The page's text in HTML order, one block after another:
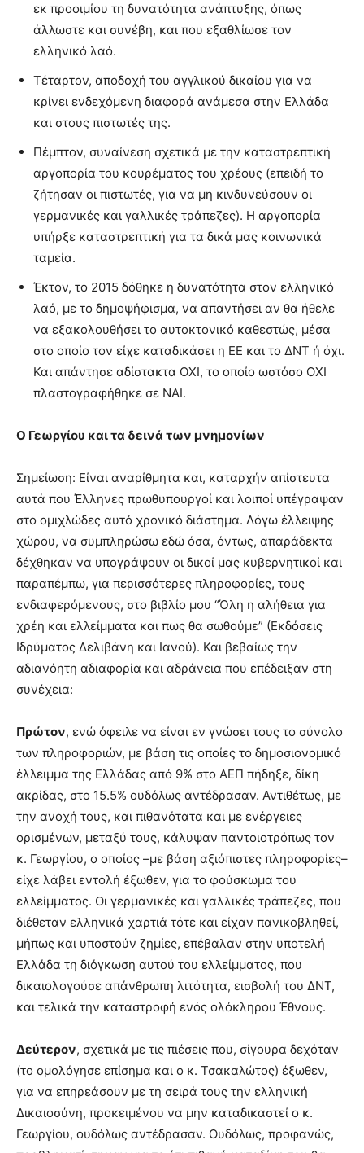
εκ προοιμίου τη δυνατότητα ανάπτυξης, όπως
άλλωστε και συνέβη, και που εξαθλίωσε τον
ελληνικό λαό.
Τέταρτον, αποδοχή του αγγλικού δικαίου για να
κρίνει ενδεχόμενη διαφορά ανάμεσα στην Ελλάδα
και στους πιστωτές της.
Πέμπτον, συναίνεση σχετικά με την καταστρεπτική
αργοπορία του κουρέματος του χρέους (επειδή το
ζήτησαν οι πιστωτές, για να μη κινδυνεύσουν οι
γερμανικές και γαλλικές τράπεζες). Η αργοπορία
υπήρξε καταστρεπτική για τα δικά μας κοινωνικά
ταμεία.
Έκτον, το 2015 δόθηκε η δυνατότητα στον ελληνικό
λαό, με το δημοψήφισμα, να απαντήσει αν θα ήθελε
να εξακολουθήσει το αυτοκτονικό καθεστώς, μέσα
στο οποίο τον είχε καταδικάσει η ΕΕ και το ΔΝΤ ή όχι.
Και απάντησε αδίστακτα ΟΧΙ, το οποίο ωστόσο ΟΧΙ
πλαστογραφήθηκε σε ΝΑΙ.
Ο Γεωργίου και τα δεινά των μνημονίων
Σημείωση: Είναι αναρίθμητα και, καταρχήν απίστευτα
αυτά που Έλληνες πρωθυπουργοί και λοιποί υπέγραψαν
στο ομιχλώδες αυτό χρονικό διάστημα. Λόγω έλλειψης
χώρου, να συμπληρώσω εδώ όσα, όντως, απαράδεκτα
δέχθηκαν να υπογράψουν οι δικοί μας κυβερνητικοί και
παραπέμπω, για περισσότερες πληροφορίες, τους
ενδιαφερόμενους, στο βιβλίο μου “Όλη η αλήθεια για
χρέη και ελλείμματα και πως θα σωθούμε” (Εκδόσεις
Ιδρύματος Δελιβάνη και Ιανού). Και βεβαίως την
αδιανόητη αδιαφορία και αδράνεια που επέδειξαν στη
συνέχεια:
Πρώτον, ενώ όφειλε να είναι εν γνώσει τους το σύνολο
των πληροφοριών, με βάση τις οποίες το δημοσιονομικό
έλλειμμα της Ελλάδας από 9% στο ΑΕΠ πήδηξε, δίκη
ακρίδας, στο 15.5% ουδόλως αντέδρασαν. Αντιθέτως, με
την ανοχή τους, και πιθανότατα και με ενέργειες
ορισμένων, μεταξύ τους, κάλυψαν παντοιοτρόπως τον
κ. Γεωργίου, ο οποίος –με βάση αξιόπιστες πληροφορίες–
είχε λάβει εντολή έξωθεν, για το φούσκωμα του
ελλείμματος. Οι γερμανικές και γαλλικές τράπεζες, που
διέθεταν ελληνικά χαρτιά τότε και είχαν πανικοβληθεί,
μήπως και υποστούν ζημίες, επέβαλαν στην υποτελή
Ελλάδα τη διόγκωση αυτού του ελλείμματος, που
δικαιολογούσε απάνθρωπη λιτότητα, εισβολή του ΔΝΤ,
και τελικά την καταστροφή ενός ολόκληρου Έθνους.
Δεύτερον, σχετικά με τις πιέσεις που, σίγουρα δεχόταν
(το ομολόγησε επίσημα και ο κ. Τσακαλώτος) έξωθεν,
για να επηρεάσουν με τη σειρά τους την ελληνική
Δικαιοσύνη, προκειμένου να μην καταδικαστεί ο κ.
Γεωργίου, ουδόλως αντέδρασαν. Ουδόλως, προφανώς,